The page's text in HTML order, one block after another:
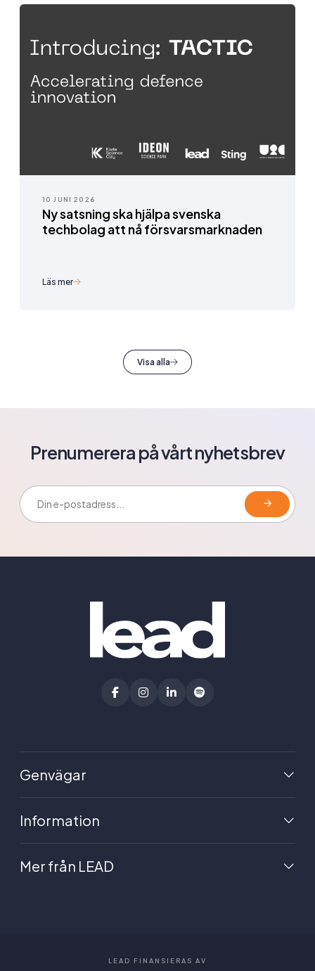
10 JUNI 2026
Ny satsning ska hjälpa svenska
techbolag att nå försvarsmarknaden
Läs mer
Visa alla
Prenumerera på vårt nyhetsbrev
Genvägar
Information
Mer från LEAD
LEAD FINANSIERAS AV